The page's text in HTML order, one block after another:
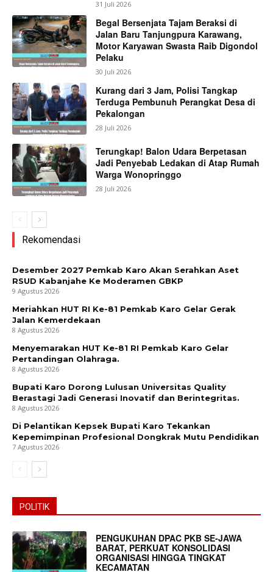
31 Juli 2026
Begal Bersenjata Tajam Beraksi di
Jalan Baru Tanjungpura Karawang,
Motor Karyawan Swasta Raib Digondol
Pelaku
30 Juli 2026
Kurang dari 3 Jam, Polisi Tangkap
Terduga Pembunuh Perangkat Desa di
Pekalongan
28 Juli 2026
Terungkap! Balon Udara Berpetasan
Jadi Penyebab Ledakan di Atap Rumah
Warga Wonopringgo
28 Juli 2026
Rekomendasi
Desember 2027 Pemkab Karo Akan Serahkan Aset
RSUD Kabanjahe Ke Moderamen GBKP
9 Agustus 2026
Meriahkan HUT RI Ke-81 Pemkab Karo Gelar Gerak
Jalan Kemerdekaan
8 Agustus 2026
Menyemarakan HUT Ke-81 RI Pemkab Karo Gelar
Pertandingan Olahraga.
8 Agustus 2026
Bupati Karo Dorong Lulusan Universitas Quality
Berastagi Jadi Generasi Inovatif dan Berintegritas.
8 Agustus 2026
Di Pelantikan Kepsek Bupati Karo Tekankan
Kepemimpinan Profesional Dongkrak Mutu Pendidikan
7 Agustus 2026
POLITIK
PENGUKUHAN DPAC PKB SE-JAWA
BARAT, PERKUAT KONSOLIDASI
ORGANISASI HINGGA TINGKAT
KECAMATAN